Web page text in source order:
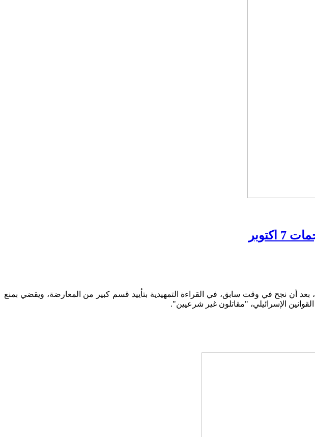
عليه بالقراءة الأولى، بعد أن نجح في وقت سابق، في القراءة التمهيدية بتأييد قسم كبير من المعارضة، ويقضي بمنع